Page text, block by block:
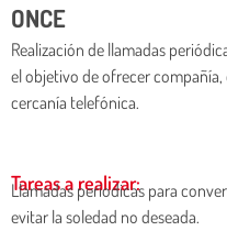
ONCE
Realización de llamadas
el objetivo de ofrecer
cercanía telefónica.
Tareas a realizar:
Llamadas periodicas para
evitar la soledad no deseada.